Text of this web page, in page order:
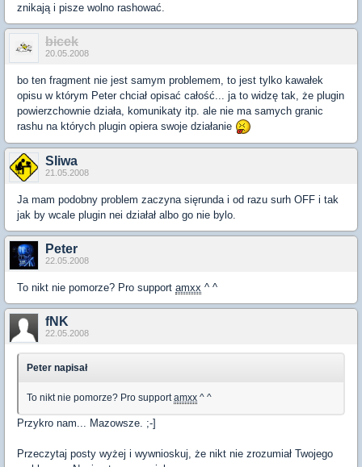
znikają i pisze wolno rashować.
bicek
20.05.2008
bo ten fragment nie jest samym problemem, to jest tylko kawałek
opisu w którym Peter chciał opisać całość... ja to widzę tak, że plugin
powierzchownie działa, komunikaty itp. ale nie ma samych granic
rashu na których plugin opiera swoje działanie
Sliwa
21.05.2008
Ja mam podobny problem zaczyna sięrunda i od razu surh OFF i tak
jak by wcale plugin nei działał albo go nie bylo.
Peter
22.05.2008
To nikt nie pomorze? Pro support amxx ^ ^
fNK
22.05.2008
Peter napisał
To nikt nie pomorze? Pro supportamxx ^ ^
Przykro nam... Mazowsze. ;-]
Przeczytaj posty wyżej i wywnioskuj, że nikt nie zrozumiał Twojego